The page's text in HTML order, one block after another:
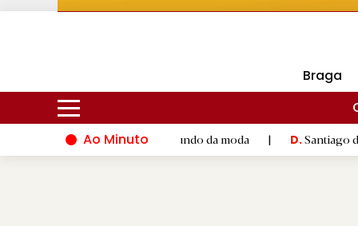
Hoje 16ºC 29ºC DMtv
Braga
Ao Minuto
e à inovação do mundo da moda | D.Santiago de